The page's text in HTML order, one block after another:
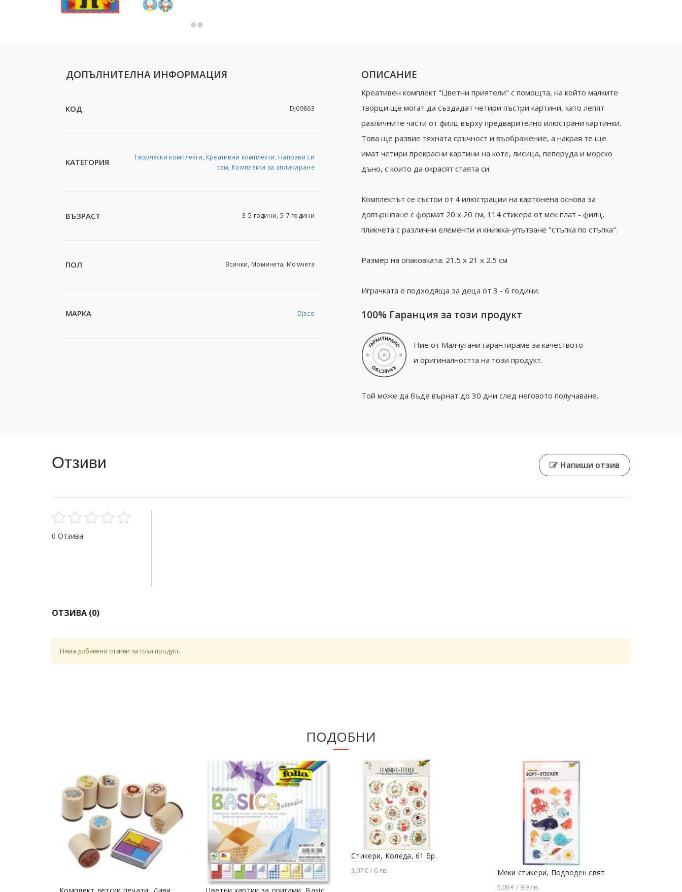
ДОПЪЛНИТЕЛНА ИНФОРМАЦИЯ
КОД DJ09863
КАТЕГОРИЯ Творчески комплекти, Креативни комплекти, Направи си
сам, Комплекти за апликиране
ВЪЗРАСТ 3-5 години, 5-7 години
ПОЛ Всички, Момичета, Момчета
МАРКА Djeco
ОПИСАНИЕ
Креативен комплект "Цветни приятели" с помощта, на който малките
творци ще могат да създадат четири пъстри картини, като лепят
различните части от филц върху предварително илюстрани картинки.
Това ще развие тяхната сръчност и въображение, а накрая те ще
имат четири прекрасни картини на коте, лисица, пеперуда и морско
дъно, с които да окрасят стаята си.
Комплектът се състои от 4 илюстрации на картонена основа за
довършване с формат 20 х 20 см, 114 стикера от мек плат - филц,
пликчета с различни елементи и книжка-упътване "стъпка по стъпка".
Размер на опаковката: 21.5 х 21 х 2.5 см
Играчката е подходяща за деца от 3 - 6 години.
100% Гаранция за този продукт
Ние от Малчугани гарантираме за качеството
и оригиналността на този продукт.
Той може да бъде върнат до 30 дни след неговото получаване.
Отзиви Напиши отзив
0 Отзива
ОТЗИВА (0)
Няма добавени отзиви за този продукт.
ПОДОБНИ
Комплект детски печати, Диви
Цветни хартии за оригами, Basic
Стикери, Коледа, 61 бр.
3,07 € / 6 лв. Меки стикери, Подводен свят
5,06 € / 9.9 лв.